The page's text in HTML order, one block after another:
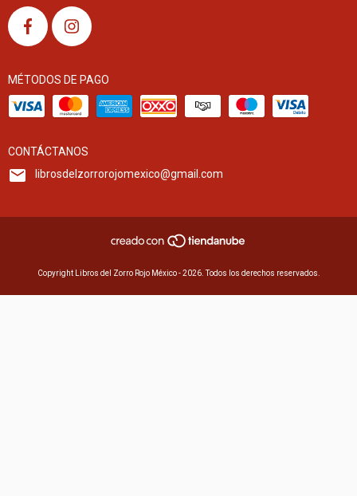
MÉTODOS DE PAGO
CONTÁCTANOS
librosdelzorrorojomexico@gmail.com
Copyright Libros del Zorro Rojo México - 2026. Todos los derechos reservados.